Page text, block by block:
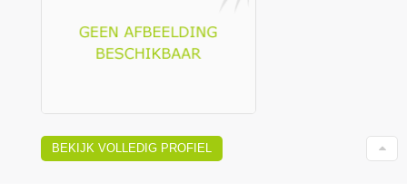
BEKIJK VOLLEDIG PROFIEL